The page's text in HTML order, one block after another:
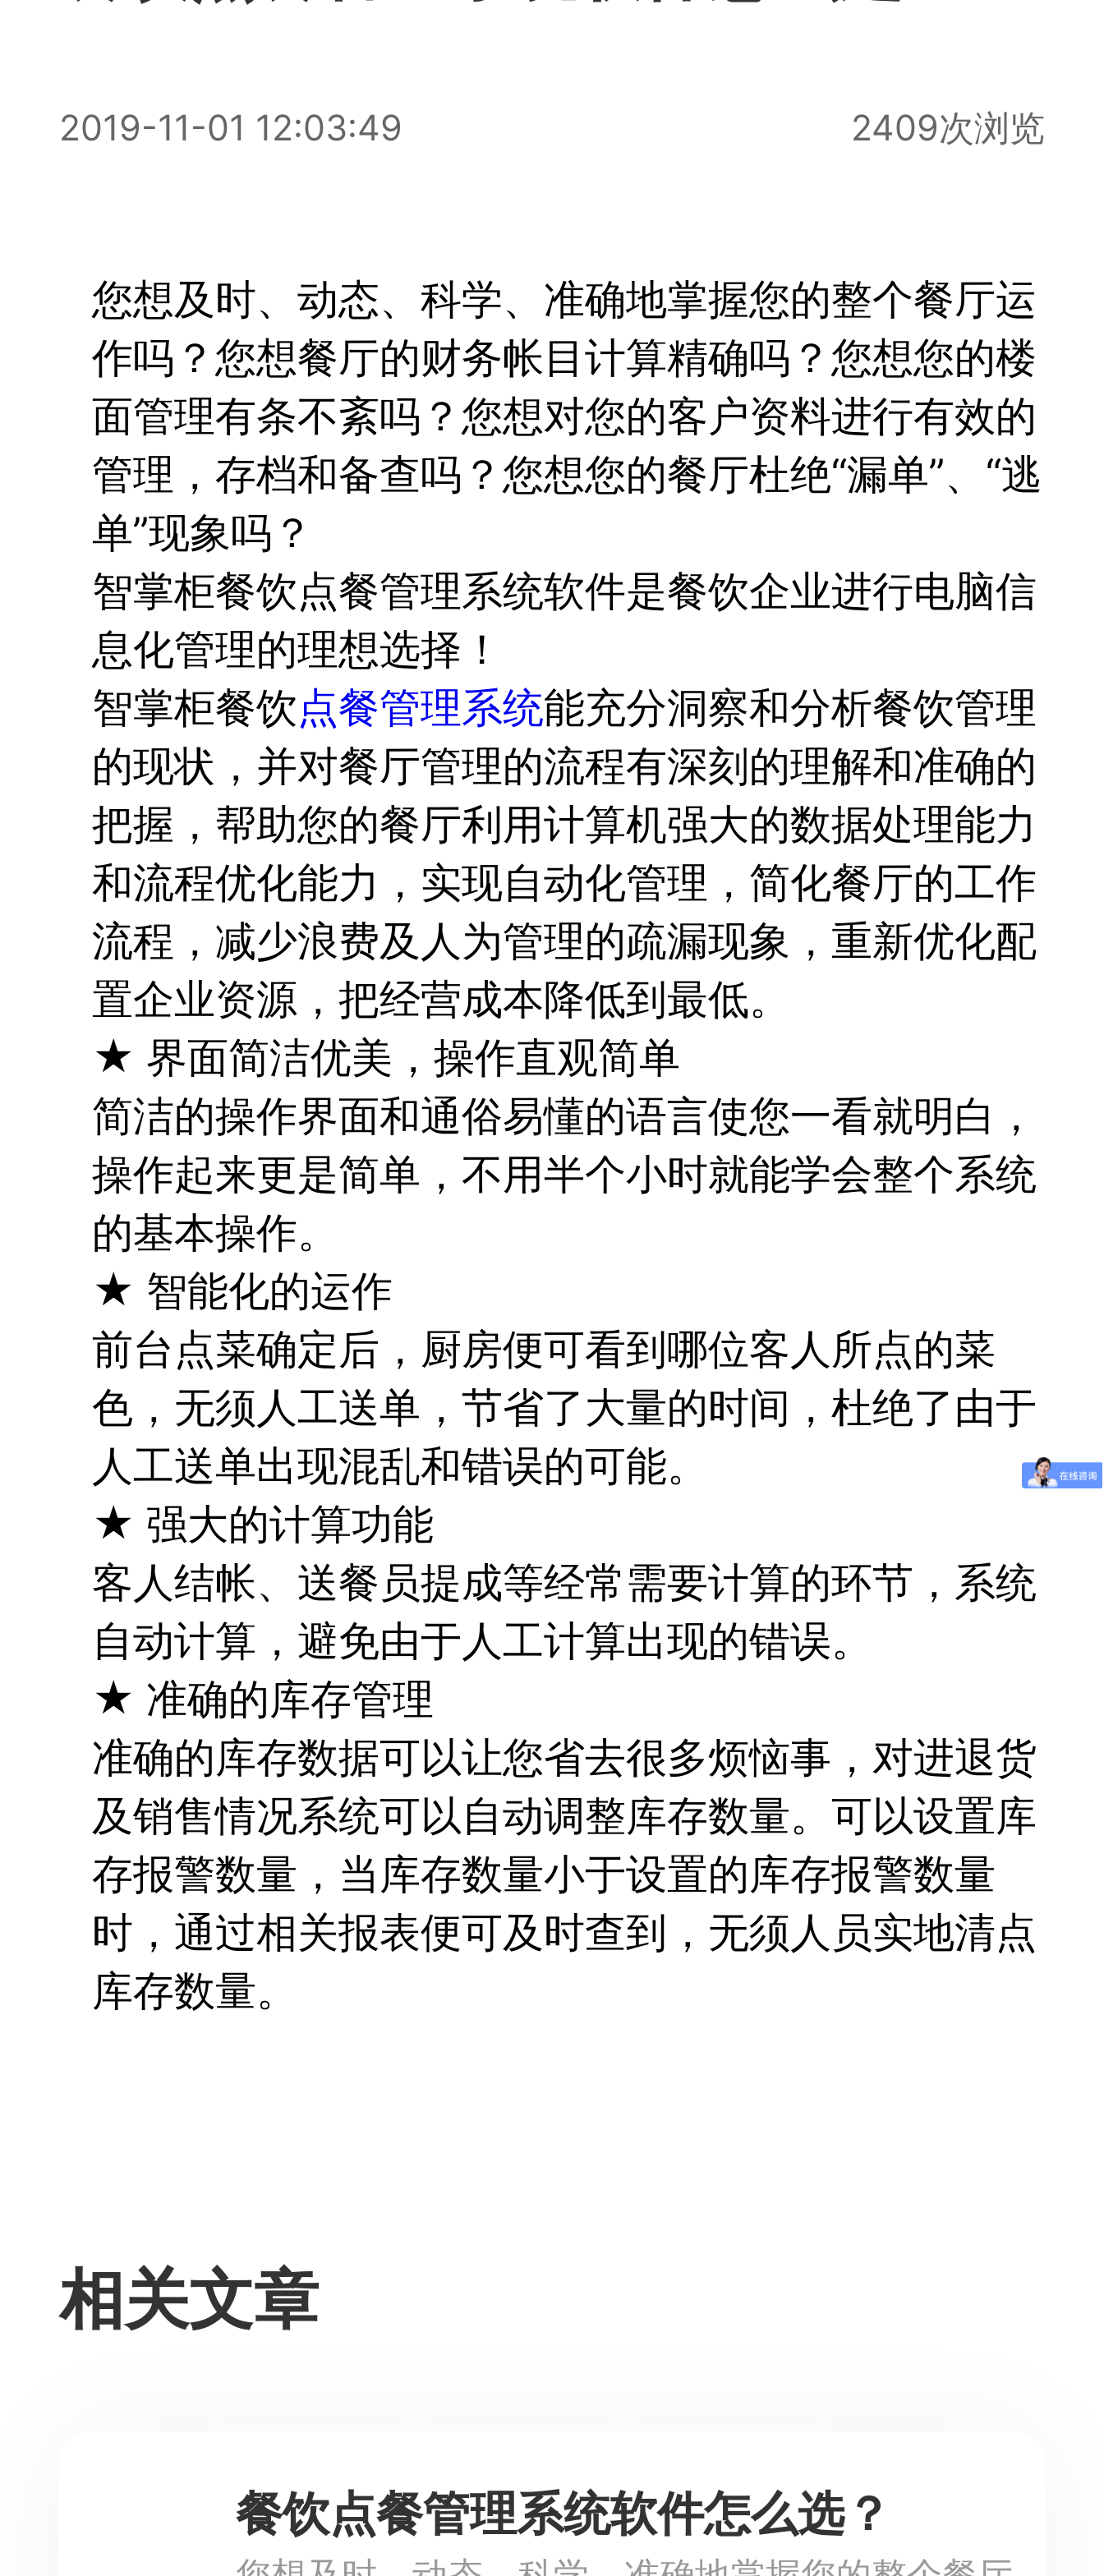
2019-11-01 12:03:49 2409次浏览
您想及时、动态、科学、准确地掌握您的整个餐厅运
作吗？您想餐厅的财务帐目计算精确吗？您想您的楼
面管理有条不紊吗？您想对您的客户资料进行有效的
管理，存档和备查吗？您想您的餐厅杜绝“漏单”、“逃
单”现象吗？
智掌柜餐饮点餐管理系统软件是餐饮企业进行电脑信
息化管理的理想选择！
智掌柜餐饮点餐管理系统能充分洞察和分析餐饮管理
的现状，并对餐厅管理的流程有深刻的理解和准确的
把握，帮助您的餐厅利用计算机强大的数据处理能力
和流程优化能力，实现自动化管理，简化餐厅的工作
流程，减少浪费及人为管理的疏漏现象，重新优化配
置企业资源，把经营成本降低到最低。
★ 界面简洁优美，操作直观简单
简洁的操作界面和通俗易懂的语言使您一看就明白，
操作起来更是简单，不用半个小时就能学会整个系统
的基本操作。
★ 智能化的运作
前台点菜确定后，厨房便可看到哪位客人所点的菜
色，无须人工送单，节省了大量的时间，杜绝了由于
人工送单出现混乱和错误的可能。
★ 强大的计算功能
客人结帐、送餐员提成等经常需要计算的环节，系统
自动计算，避免由于人工计算出现的错误。
★ 准确的库存管理
准确的库存数据可以让您省去很多烦恼事，对进退货
及销售情况系统可以自动调整库存数量。可以设置库
存报警数量，当库存数量小于设置的库存报警数量
时，通过相关报表便可及时查到，无须人员实地清点
库存数量。
相关文章
餐饮点餐管理系统软件怎么选？